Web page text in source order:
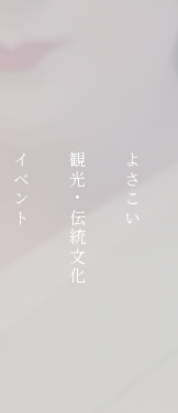
イベント 観光・伝統文化 よさこい